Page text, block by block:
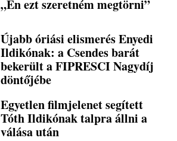
„Én ezt szeretném megtörni”
Újabb óriási elismerés Enyedi
Ildikónak: a Csendes barát
bekerült a FIPRESCI Nagydíj
döntőjébe
Egyetlen filmjelenet segített
Tóth Ildikónak talpra állni a
válása után